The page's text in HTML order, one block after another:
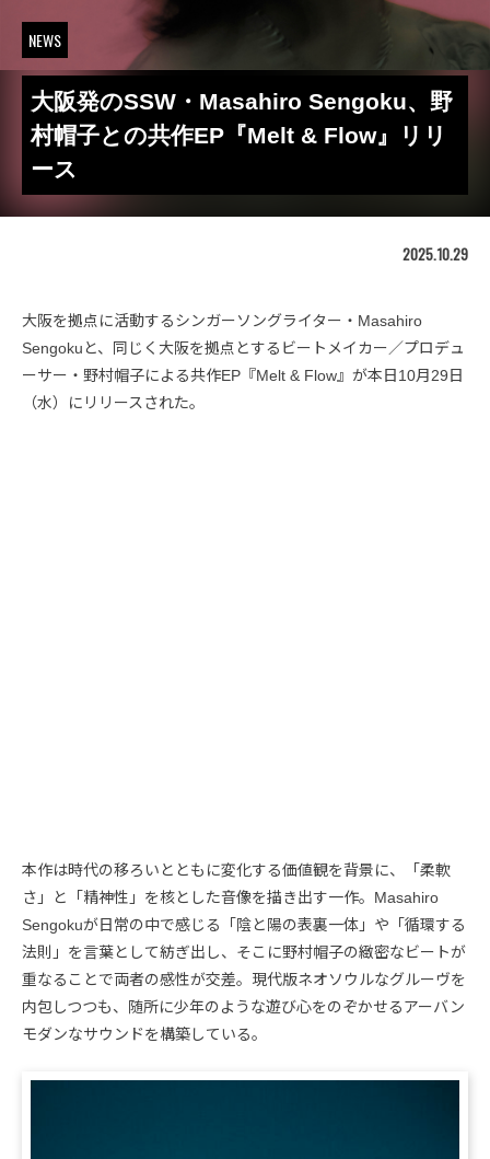
NEWS
大阪発のSSW・Masahiro Sengoku、野
村帽子との共作EP『Melt & Flow』リリ
ース
2025.10.29
大阪を拠点に活動するシンガーソングライター・Masahiro
Sengokuと、同じく大阪を拠点とするビートメイカー／プロデュ
ーサー・野村帽子による共作EP『Melt & Flow』が本日10月29日
（水）にリリースされた。
本作は時代の移ろいとともに変化する価値観を背景に、「柔軟
さ」と「精神性」を核とした音像を描き出す一作。Masahiro
Sengokuが日常の中で感じる「陰と陽の表裏一体」や「循環する
法則」を言葉として紡ぎ出し、そこに野村帽子の緻密なビートが
重なることで両者の感性が交差。現代版ネオソウルなグルーヴを
内包しつつも、随所に少年のような遊び心をのぞかせるアーバン
モダンなサウンドを構築している。